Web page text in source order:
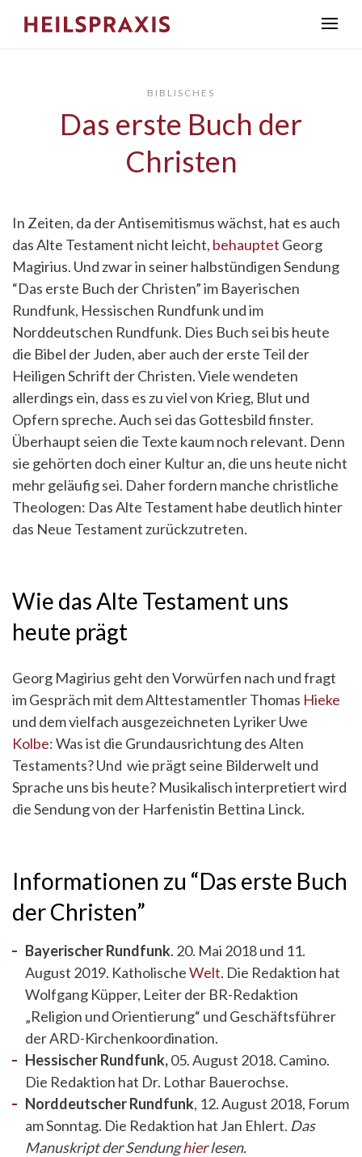
BIBLISCHES
Das erste Buch der
Christen
In Zeiten, da der Antisemitismus wächst, hat es auch
das Alte Testament nicht leicht, behauptet Georg
Magirius. Und zwar in seiner halbstündigen Sendung
“Das erste Buch der Christen” im Bayerischen
Rundfunk, Hessischen Rundfunk und im
Norddeutschen Rundfunk. Dies Buch sei bis heute
die Bibel der Juden, aber auch der erste Teil der
Heiligen Schrift der Christen. Viele wendeten
allerdings ein, dass es zu viel von Krieg, Blut und
Opfern spreche. Auch sei das Gottesbild finster.
Überhaupt seien die Texte kaum noch relevant. Denn
sie gehörten doch einer Kultur an, die uns heute nicht
mehr geläufig sei. Daher fordern manche christliche
Theologen: Das Alte Testament habe deutlich hinter
das Neue Testament zurückzutreten.
Wie das Alte Testament uns
heute prägt
Georg Magirius geht den Vorwürfen nach und fragt
im Gespräch mit dem Alttestamentler Thomas Hieke
und dem vielfach ausgezeichneten Lyriker Uwe
Kolbe: Was ist die Grundausrichtung des Alten
Testaments? Und wie prägt seine Bilderwelt und
Sprache uns bis heute? Musikalisch interpretiert wird
die Sendung von der Harfenistin Bettina Linck.
Informationen zu “Das erste Buch
der Christen”
Bayerischer Rundfunk. 20. Mai 2018 und 11.
August 2019. KatholischeWelt. Die Redaktion hat
Wolfgang Küpper, Leiter der BR-Redaktion
„Religion und Orientierung“ und Geschäftsführer
der ARD-Kirchenkoordination.
Hessischer Rundfunk,05. August 2018. Camino.
Die Redaktion hat Dr. Lothar Bauerochse.
Norddeutscher Rundfunk, 12. August 2018, Forum
am Sonntag. Die Redaktion hat Jan Ehlert. Das
Manuskript der Sendunghierlesen.